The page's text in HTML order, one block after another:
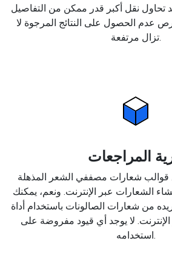
نقل أكبر قدر ممكن من التفاصيل
عدم الحصول على النتائج المرجوة لا
تزال مرتفعة.
المراجعات
شعارات مصففي الشعر المذهلة
الشعارات عبر الإنترنت. ونعم، يمكنك
من شعارات الصالونات باستخدام أداة
لا يوجد أي قيود مفروضة على
استخدامه.